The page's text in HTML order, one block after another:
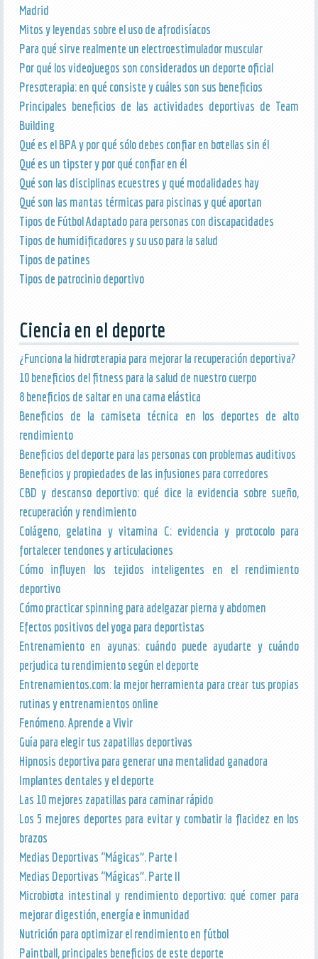
Madrid
Mitos y leyendas sobre el uso de afrodisíacos
Para qué sirve realmente un electroestimulador muscular
Por qué los videojuegos son considerados un deporte oficial
Presoterapia: en qué consiste y cuáles son sus beneficios
Principales beneficios de las actividades deportivas de Team
Building
Qué es el BPA y por qué sólo debes confiar en botellas sin él
Qué es un tipster y por qué confiar en él
Qué son las disciplinas ecuestres y qué modalidades hay
Qué son las mantas térmicas para piscinas y qué aportan
Tipos de Fútbol Adaptado para personas con discapacidades
Tipos de humidificadores y su uso para la salud
Tipos de patines
Tipos de patrocinio deportivo
Ciencia en el deporte
¿Funciona la hidroterapia para mejorar la recuperación deportiva?
10 beneficios del fitness para la salud de nuestro cuerpo
8 beneficios de saltar en una cama elástica
Beneficios de la camiseta técnica en los deportes de alto
rendimiento
Beneficios del deporte para las personas con problemas auditivos
Beneficios y propiedades de las infusiones para corredores
CBD y descanso deportivo: qué dice la evidencia sobre sueño,
recuperación y rendimiento
Colágeno, gelatina y vitamina C: evidencia y protocolo para
fortalecer tendones y articulaciones
Cómo influyen los tejidos inteligentes en el rendimiento
deportivo
Cómo practicar spinning para adelgazar pierna y abdomen
Efectos positivos del yoga para deportistas
Entrenamiento en ayunas: cuándo puede ayudarte y cuándo
perjudica tu rendimiento según el deporte
Entrenamientos.com: la mejor herramienta para crear tus propias
rutinas y entrenamientos online
Fenómeno. Aprende a Vivir
Guía para elegir tus zapatillas deportivas
Hipnosis deportiva para generar una mentalidad ganadora
Implantes dentales y el deporte
Las 10 mejores zapatillas para caminar rápido
Los 5 mejores deportes para evitar y combatir la flacidez en los
brazos
Medias Deportivas “Mágicas”. Parte I
Medias Deportivas “Mágicas”. Parte II
Microbiota intestinal y rendimiento deportivo: qué comer para
mejorar digestión, energía e inmunidad
Nutrición para optimizar el rendimiento en fútbol
Paintball, principales beneficios de este deporte